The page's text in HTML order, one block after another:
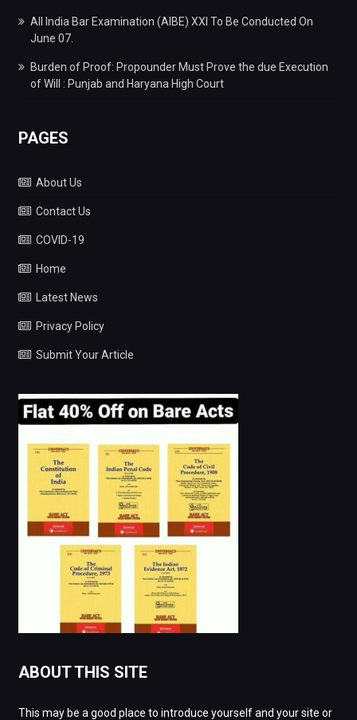
All India Bar Examination (AIBE) XXI To Be Conducted On
June 07.
Burden of Proof: Propounder Must Prove the due Execution
of Will : Punjab and Haryana High Court
PAGES
About Us
Contact Us
COVID-19
Home
Latest News
Privacy Policy
Submit Your Article
ABOUT THIS SITE
This may be a good place to introduce yourself and your site or